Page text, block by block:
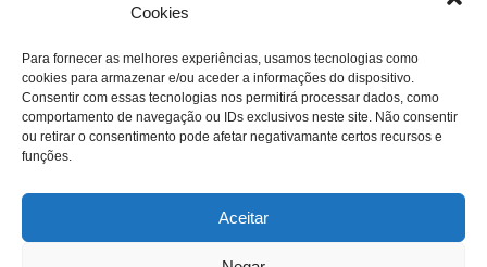
Cookies
Para fornecer as melhores experiências, usamos tecnologias como
cookies para armazenar e/ou aceder a informações do dispositivo.
Consentir com essas tecnologias nos permitirá processar dados, como
comportamento de navegação ou IDs exclusivos neste site. Não consentir
ou retirar o consentimento pode afetar negativamante certos recursos e
funções.
Aceitar